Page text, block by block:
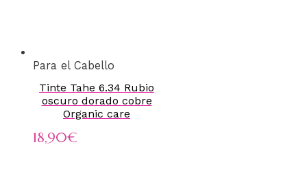
Para el Cabello
Tinte Tahe 6.34 Rubio
oscuro dorado cobre
Organic care
18,90€